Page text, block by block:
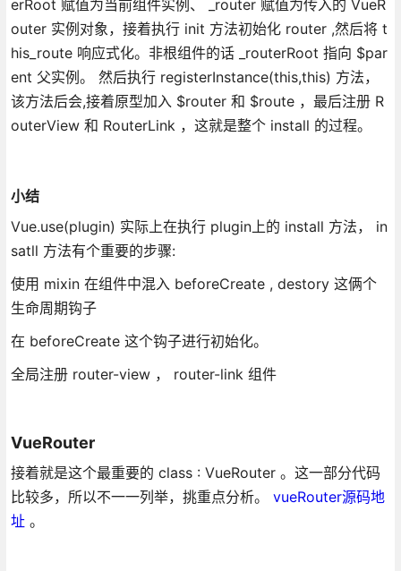
erRoot 赋值为当前组件实例、 _router 赋值为传入的 VueR
outer 实例对象，接着执行 init 方法初始化 router ,然后将 t
his_route 响应式化。非根组件的话 _routerRoot 指向 $par
ent 父实例。 然后执行 registerInstance(this,this) 方法，
该方法后会,接着原型加入 $router 和 $route ，最后注册 R
outerView 和 RouterLink ，这就是整个 install 的过程。
小结
Vue.use(plugin) 实际上在执行 plugin上的 install 方法， in
satll 方法有个重要的步骤:
使用 mixin 在组件中混入 beforeCreate , destory 这俩个
生命周期钩子
在 beforeCreate 这个钩子进行初始化。
全局注册 router-view ， router-link 组件
VueRouter
接着就是这个最重要的 class : VueRouter 。这一部分代码
比较多，所以不一一列举，挑重点分析。 vueRouter源码地
址。